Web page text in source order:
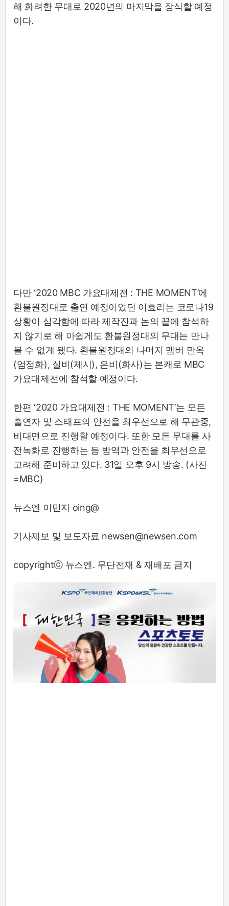
해 화려한 무대로 2020년의 마지막을 장식할 예정
이다.
다만 ‘2020 MBC 가요대제전 : THE MOMENT’에
환불원정대로 출연 예정이었던 이효리는 코로나19
상황이 심각함에 따라 제작진과 논의 끝에 참석하
지 않기로 해 아쉽게도 환불원정대의 무대는 만나
볼 수 없게 됐다. 환불원정대의 나머지 멤버 만옥
(엄정화), 실비(제시), 은비(화사)는 본캐로 MBC
가요대제전에 참석할 예정이다.
한편 ‘2020 가요대제전 : THE MOMENT’는 모든
출연자 및 스태프의 안전을 최우선으로 해 무관중,
비대면으로 진행할 예정이다. 또한 모든 무대를 사
전녹화로 진행하는 등 방역과 안전을 최우선으로
고려해 준비하고 있다. 31일 오후 9시 방송. (사진
=MBC)
뉴스엔 이민지 oing@
기사제보 및 보도자료 newsen@newsen.com
copyrightⓒ 뉴스엔. 무단전재 & 재배포 금지